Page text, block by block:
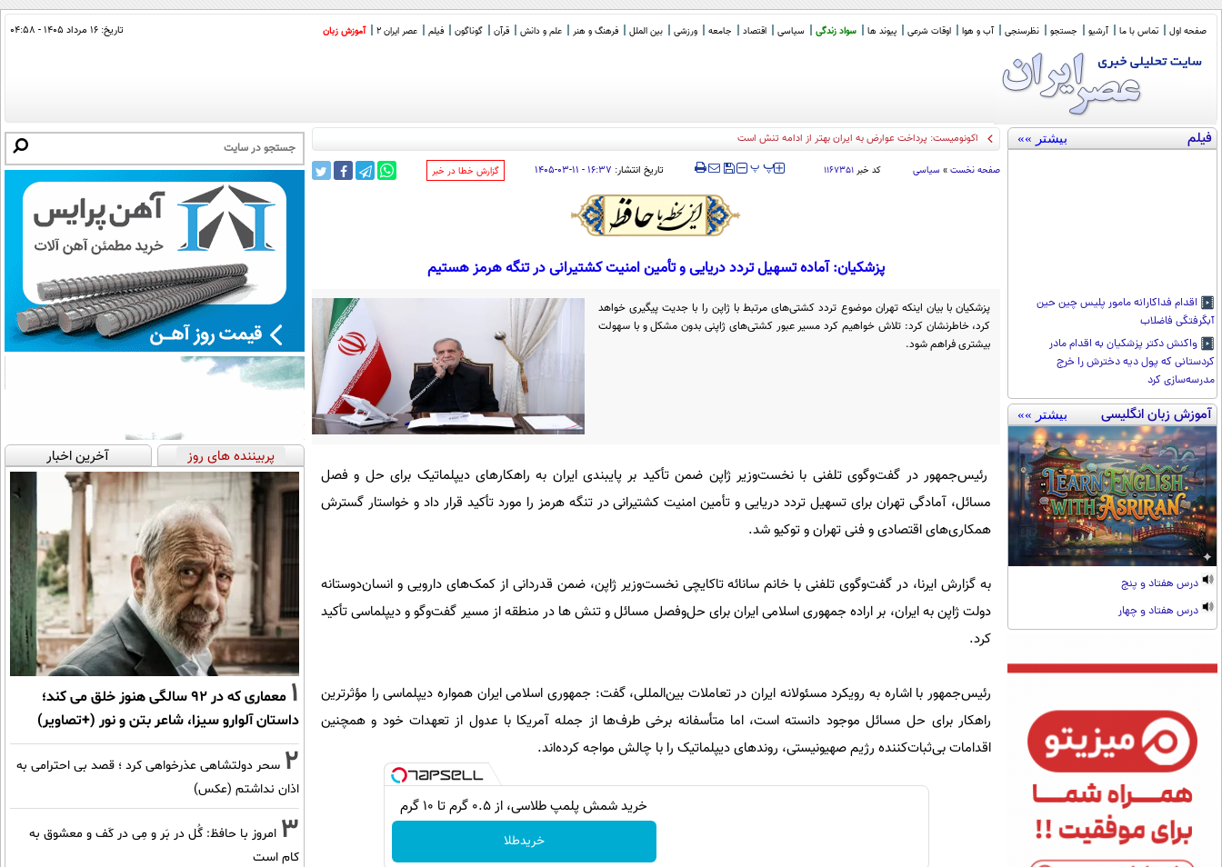
صفحه اول تماس با ما آرشیو جستجو نظرسنجی آب و هوا اوقات شرعی پیوند ها سواد زندگی سیاسی اقتصاد جامعه ورزشی بین الملل فرهنگ و هنر علم و دانش قرآن گوناگون فیلم عصر ایران 2 آموزش زبان تاریخ: ۱۶ مرداد ۱۴۰۵ - ۰۴:۵۸
فیلم بیشتر »»
اقدام فداکارانه مامور پلیس چین حین
آبگرفتگی فاضلاب
واکنش دکتر پزشکیان به اقدام مادر
کردستانی که پول دیه دخترش را خرج
مدرسه‌سازی کرد
آموزش زبان انگلیسی بیشتر »»
درس هفتاد و پنج
درس هفتاد و چهار
و_
صفحه نخست » سیاسی کد خبر ۱۱۶۷۳۵۱ ‍‍‍ پپ تاریخ انتشار: ۱۶:۳۷ - ۱۱-۰۳-۱۴۰۵ ‌گزارش خطا در خبر
پزشکیان: آماده تسهیل تردد دریایی و تأمین امنیت کشتیرانی در تنگه هرمز هستیم
پزشکیان با بیان اینکه تهران موضوع تردد کشتی‌های مرتبط با ژاپن را با جدیت پیگیری خواهد
کرد، خاطرنشان کرد: تلاش خواهیم کرد مسیر عبور کشتی‌های ژاپنی بدون مشکل و با سهولت
بیشتری فراهم شود.
رئیس‌جمهور در گفت‌وگوی تلفنی با نخست‌وزیر ژاپن ضمن تأکید بر پایبندی ایران به راهکارهای دیپلماتیک برای حل و فصل
مسائل، آمادگی تهران برای تسهیل تردد دریایی و تأمین امنیت کشتیرانی در تنگه هرمز را مورد تأکید قرار داد و خواستار گسترش
همکاری‌های اقتصادی و فنی تهران و توکیو شد.
به گزارش ایرنا، در گفت‌وگوی تلفنی با خانم سانائه تاکایچی نخست‌وزیر ژاپن، ضمن قدردانی از کمک‌های دارویی و انسان‌دوستانه
دولت ژاپن به ایران، بر اراده جمهوری اسلامی ایران برای حل‌وفصل مسائل و تنش ها در منطقه از مسیر گفت‌وگو و دیپلماسی تأکید
کرد.
رئیس‌جمهور با اشاره به رویکرد مسئولانه ایران در تعاملات بین‌المللی، گفت: جمهوری اسلامی ایران همواره دیپلماسی را مؤثرترین
راهکار برای حل مسائل موجود دانسته است، اما متأسفانه برخی طرف‌ها از جمله آمریکا با عدول از تعهدات خود و همچنین
اقدامات بی‌ثبات‌کننده رژیم صهیونیستی، روندهای دیپلماتیک را با چالش مواجه کرده‌اند.
خرید شمش پلمپ طلاسی، از ۰.۵ گرم تا ۱۰ گرم
خریدطلا
پربیننده های روز آخرین اخبار
1
معماری که در 92 سالگی هنوز خلق می کند؛
داستان آلوارو سیزا، شاعر بتن و نور (+تصاویر)
2 سحر دولتشاهی عذرخواهی کرد ؛ قصد بی احترامی به
اذان نداشتم (عکس)
3 امروز با حافظ: گُل در بَر و مِی در کَف و معشوق به
کام است